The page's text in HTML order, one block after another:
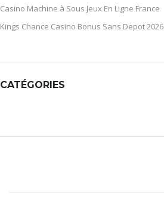
Casino Machine à Sous Jeux En Ligne France
Kings Chance Casino Bonus Sans Depot 2026
CATÉGORIES